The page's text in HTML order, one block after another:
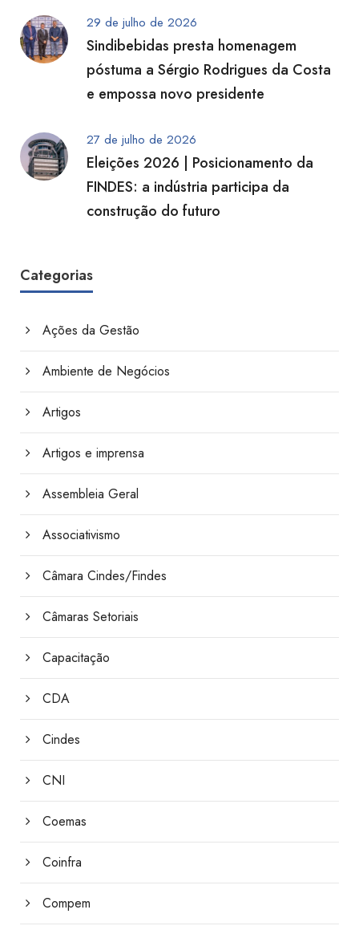
29 de julho de 2026
Sindibebidas presta homenagem
póstuma a Sérgio Rodrigues da Costa
e empossa novo presidente
27 de julho de 2026
Eleições 2026 | Posicionamento da
FINDES: a indústria participa da
construção do futuro
Categorias
Ações da Gestão
Ambiente de Negócios
Artigos
Artigos e imprensa
Assembleia Geral
Associativismo
Câmara Cindes/Findes
Câmaras Setoriais
Capacitação
CDA
Cindes
CNI
Coemas
Coinfra
Compem